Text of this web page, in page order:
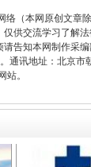
络（本网原创文
供交流学习了解
告知本网制作采
通讯地址：北京
站。